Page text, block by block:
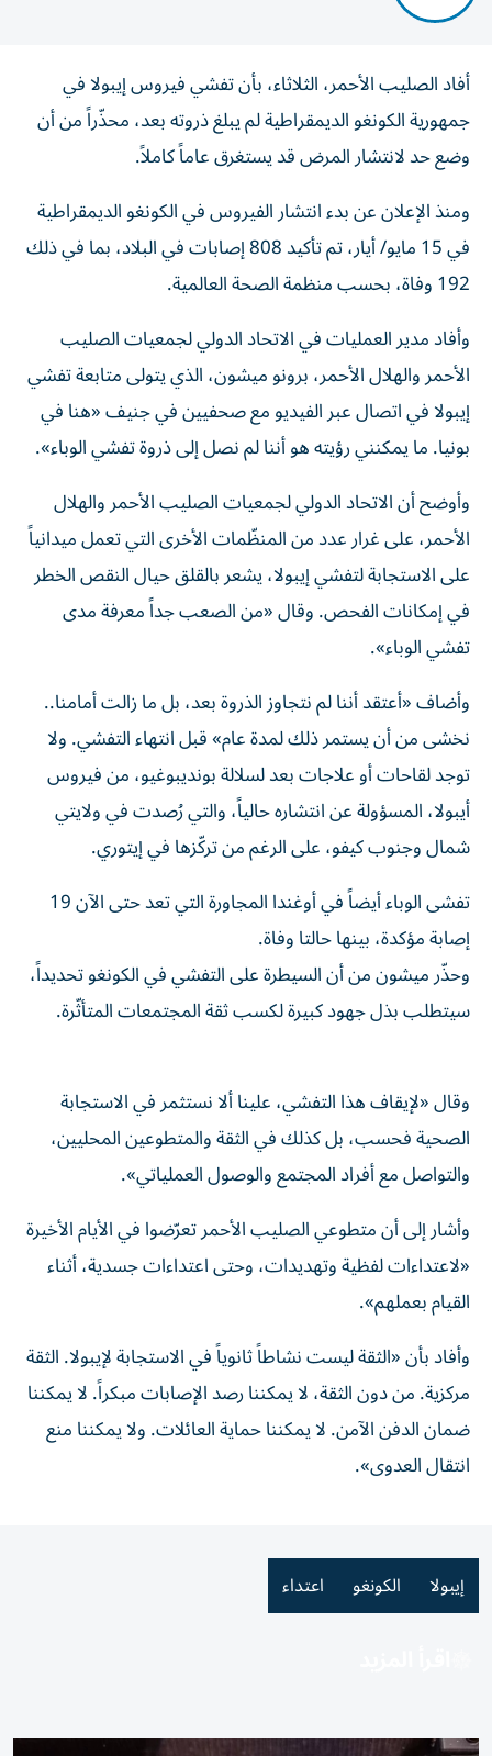
أفاد الصليب الأحمر، الثلاثاء، بأن تفشي فيروس إيبولا في
جمهورية الكونغو الديمقراطية لم يبلغ ذروته بعد، محذّراً من أن
وضع حد لانتشار المرض قد يستغرق عاماً كاملاً.
ومنذ الإعلان عن بدء انتشار الفيروس في الكونغو الديمقراطية
في 15 مايو/ أيار، تم تأكيد 808 إصابات في البلاد، بما في ذلك
192 وفاة، بحسب منظمة الصحة العالمية.
وأفاد مدير العمليات في الاتحاد الدولي لجمعيات الصليب
الأحمر والهلال الأحمر، برونو ميشون، الذي يتولى متابعة تفشي
إيبولا في اتصال عبر الفيديو مع صحفيين في جنيف «هنا في
بونيا. ما يمكنني رؤيته هو أننا لم نصل إلى ذروة تفشي الوباء».
وأوضح أن الاتحاد الدولي لجمعيات الصليب الأحمر والهلال
الأحمر، على غرار عدد من المنظّمات الأخرى التي تعمل ميدانياً
على الاستجابة لتفشي إيبولا، يشعر بالقلق حيال النقص الخطر
في إمكانات الفحص. وقال «من الصعب جداً معرفة مدى
تفشي الوباء».
وأضاف «أعتقد أننا لم نتجاوز الذروة بعد، بل ما زالت أمامنا..
نخشى من أن يستمر ذلك لمدة عام» قبل انتهاء التفشي. ولا
توجد لقاحات أو علاجات بعد لسلالة بونديبوغيو، من فيروس
أيبولا، المسؤولة عن انتشاره حالياً، والتي رُصدت في ولايتي
شمال وجنوب كيفو، على الرغم من تركّزها في إيتوري.
تفشى الوباء أيضاً في أوغندا المجاورة التي تعد حتى الآن 19
إصابة مؤكدة، بينها حالتا وفاة.
وحذّر ميشون من أن السيطرة على التفشي في الكونغو تحديداً،
سيتطلب بذل جهود كبيرة لكسب ثقة المجتمعات المتأثّرة.
وقال «لإيقاف هذا التفشي، علينا ألا نستثمر في الاستجابة
الصحية فحسب، بل كذلك في الثقة والمتطوعين المحليين،
والتواصل مع أفراد المجتمع والوصول العملياتي».
وأشار إلى أن متطوعي الصليب الأحمر تعرّضوا في الأيام الأخيرة
«لاعتداءات لفظية وتهديدات، وحتى اعتداءات جسدية، أثناء
القيام بعملهم».
وأفاد بأن «الثقة ليست نشاطاً ثانوياً في الاستجابة لإيبولا. الثقة
مركزية. من دون الثقة، لا يمكننا رصد الإصابات مبكراً. لا يمكننا
ضمان الدفن الآمن. لا يمكننا حماية العائلات. ولا يمكننا منع
انتقال العدوى».
إيبولا الكونغو اعتداء